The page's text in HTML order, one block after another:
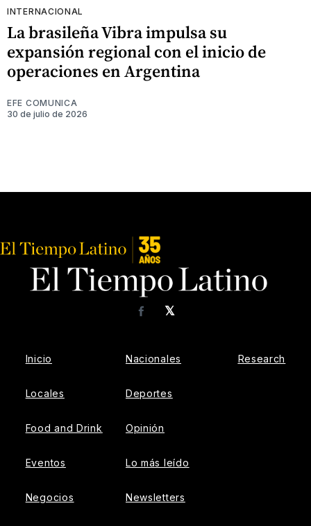
INTERNACIONAL
La brasileña Vibra impulsa su
expansión regional con el inicio de
operaciones en Argentina
EFE COMUNICA
30 de julio de 2026
𝕏
Facebook
Inicio
Locales
Food and Drink
Eventos
Negocios
Nacionales
Deportes
Opinión
Lo más leído
Newsletters
Research